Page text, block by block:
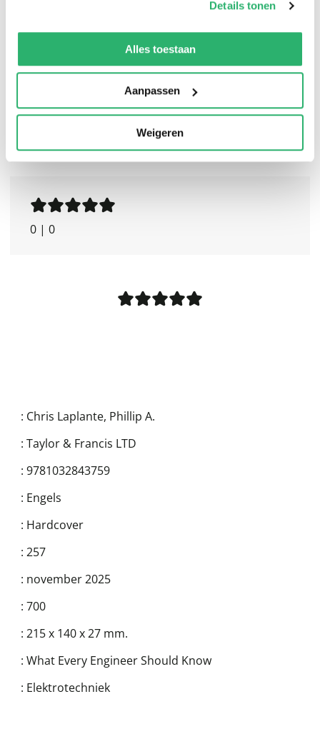
kunnen ontvangen en verwerken.
Details tonen
Alles toestaan
Aanpassen
Weigeren
tools, and technologies like generative AI.
0 | 0
: Chris Laplante, Phillip A.
: Taylor & Francis LTD
: 9781032843759
: Engels
: Hardcover
: 257
: november 2025
: 700
: 215 x 140 x 27 mm.
: What Every Engineer Should Know
: Elektrotechniek